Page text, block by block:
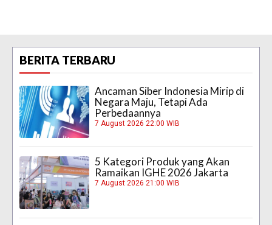
BERITA TERBARU
Ancaman Siber Indonesia Mirip di
Negara Maju, Tetapi Ada
Perbedaannya
7 August 2026 22:00 WIB
5 Kategori Produk yang Akan
Ramaikan IGHE 2026 Jakarta
7 August 2026 21:00 WIB